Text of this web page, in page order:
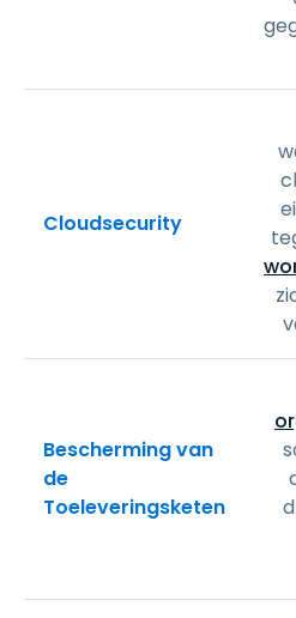
Cloudsecurity
Bescherming van
de
Toeleveringsketen